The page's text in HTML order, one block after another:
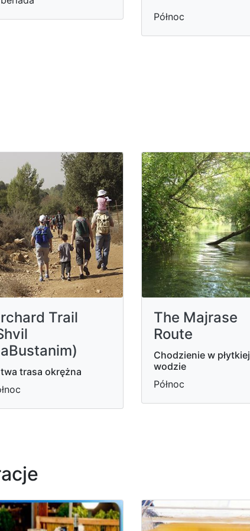
Północ
Trail
trasa okrężna
The Majrase
Route
Chodzienie w płytkiej
wodzie
Północ